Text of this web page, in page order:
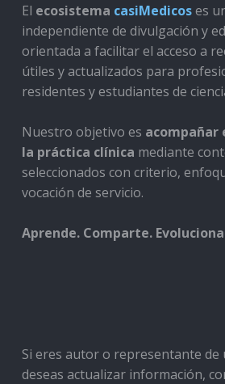
El ecosistema casiMedicoses
independiente de divulgación y
orientada a facilitar el acceso a
útiles y actualizados para
residentes y estudiantes de
Nuestro objetivo es acompañar
la práctica clínica mediante
seleccionados con criterio,
vocación de servicio.
Aprende. Comparte.
Si eres autor o representante de
deseas actualizar información,